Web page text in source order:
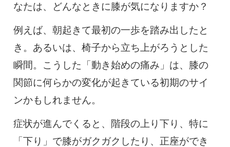
なたは、どんなときに膝が気になりますか？
例えば、朝起きて最初の一歩を踏み出したと
き。あるいは、椅子から立ち上がろうとした
瞬間。こうした「動き始めの痛み」は、膝の
関節に何らかの変化が起きている初期のサイ
ンかもしれません。
症状が進んでくると、階段の上り下り、特に
「下り」で膝がガクガクしたり、正座ができ